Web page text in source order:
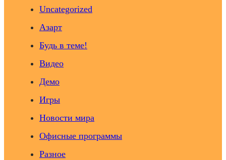
Uncategorized
Азарт
Будь в теме!
Видео
Демо
Игры
Новости мира
Офисные программы
Разное